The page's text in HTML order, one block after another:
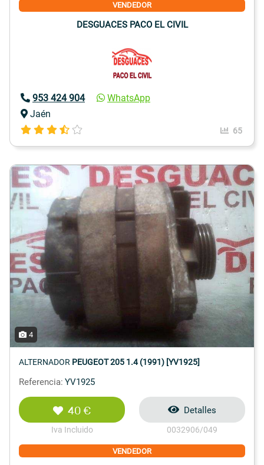
VENDEDOR
DESGUACES PACO EL CIVIL
953 424 904
WhatsApp
Jaén
65
4
ALTERNADOR PEUGEOT 205 1.4 (1991) [YV1925]
Referencia: YV1925
40 €
Iva Incluido
Detalles
0032906/049
VENDEDOR